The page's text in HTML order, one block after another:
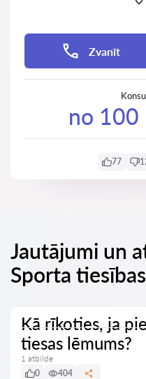
Zvanīt
no 100
77
Jautājumi un
Sporta tiesības
Kā rīkoties, ja
tiesas lēmums?
1 atbilde
0
404